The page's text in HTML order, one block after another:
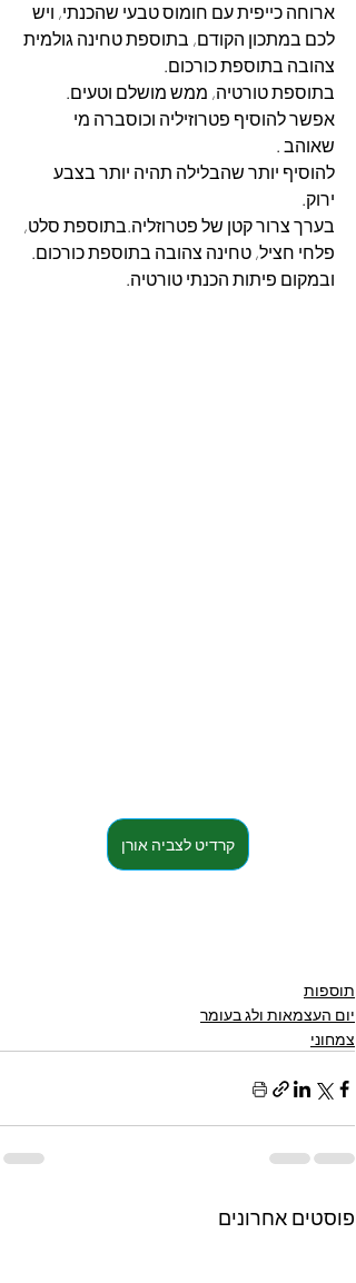
ארוחה כייפית עם חומוס טבעי שהכנתי, ויש
לכם במתכון הקודם, בתוספת טחינה גולמית
צהובה בתוספת כורכום.
בתוספת טורטיה, ממש מושלם וטעים.
אפשר להוסיף פטרוזיליה וכוסברה מי
שאוהב .
להוסיף יותר שהבלילה תהיה יותר בצבע
ירוק.
בערך צרור קטן של פטרוזליה.בתוספת סלט,
פלחי חציל, טחינה צהובה בתוספת כורכום.
ובמקום פיתות הכנתי טורטיה.
קרדיט לצביה אורן
תוספות
יום העצמאות ולג בעומר
צמחוני
פוסטים אחרונים